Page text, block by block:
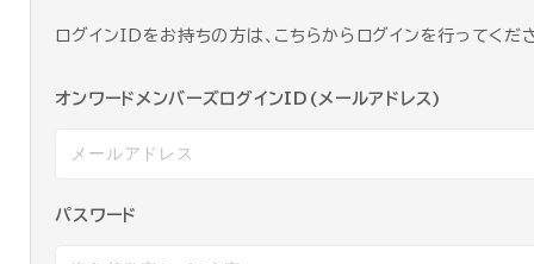
ログインIDをお持ちの方は、こちらからログインを行ってくだ
オンワードメンバーズログインID(メールアドレス)
パスワード